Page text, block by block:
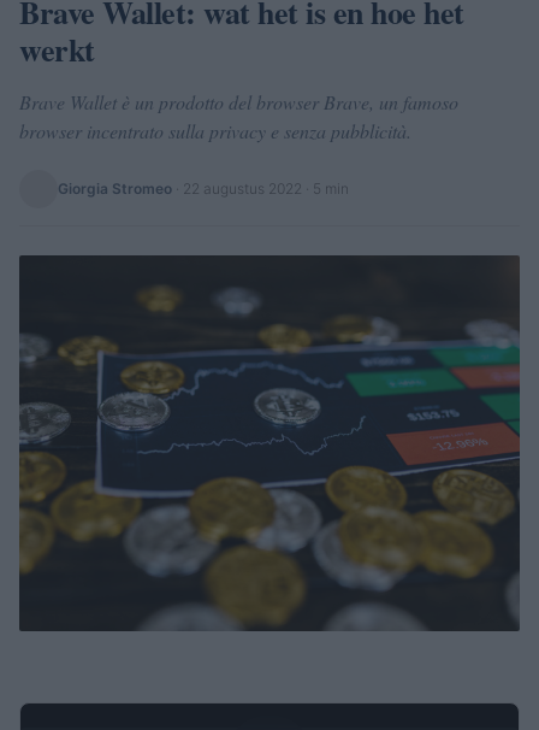
Brave Wallet: wat het is en hoe het
werkt
Brave Wallet è un prodotto del browser Brave, un famoso
browser incentrato sulla privacy e senza pubblicità.
Giorgia Stromeo 22 augustus 2022 · 5 min